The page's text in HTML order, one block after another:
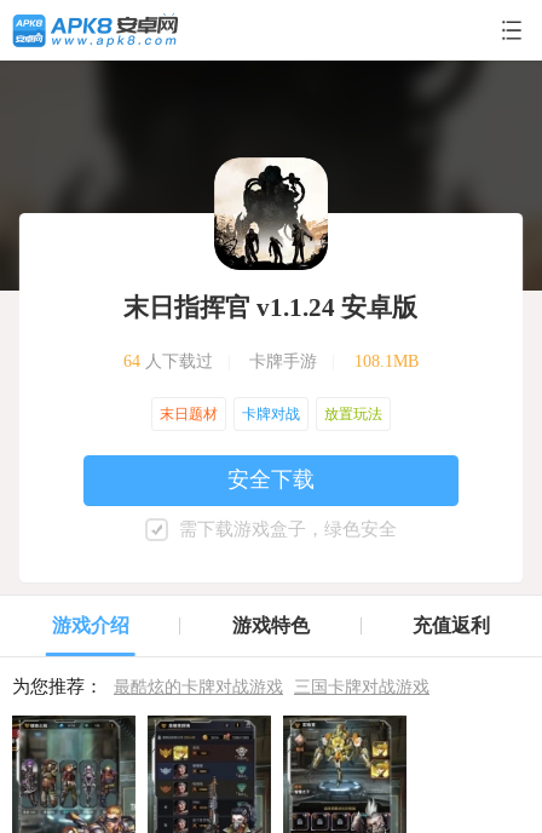
末日指挥官 v1.1.24 安卓版
64 人下载过 卡牌手游 108.1MB
末日题材 卡牌对战 放置玩法
安全下载
需下载游戏盒子，绿色安全
游戏介绍 游戏特色 充值返利
为您推荐： 最酷炫的卡牌对战游戏 三国卡牌对战游戏